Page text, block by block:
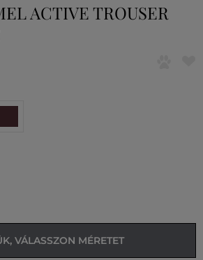
ACTIVE TROUSER
VÁLASSZON MÉRETET